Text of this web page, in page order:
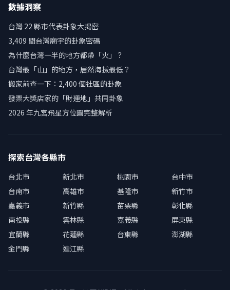
數據洞察
台灣 22 縣市代表卦象大揭密
3,409 間台灣廟宇的卦象密碼
為什麼台灣一半的地方都帶「火」？
台灣最「山」的地方，居然海拔最低？
搬家前查一下：2,400 個社區的卦象
發票大獎店家的「財運地」共同卦象
2026 年九宮飛星方位圖完整解析
探索台灣各縣市
台北市 新北市 桃園市
台中市
台南市
高雄市 基隆市
新竹市
嘉義市
新竹縣 苗栗縣
彰化縣
南投縣
雲林縣 嘉義縣
屏東縣
宜蘭縣
花蓮縣 台東縣
澎湖縣
金門縣
連江縣